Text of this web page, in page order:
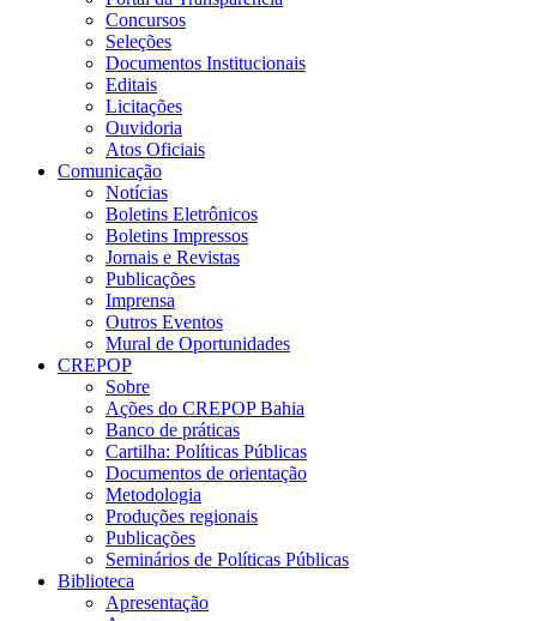
Concursos
Seleções
Documentos Institucionais
Editais
Licitações
Ouvidoria
Atos Oficiais
Comunicação
Notícias
Boletins Eletrônicos
Boletins Impressos
Jornais e Revistas
Publicações
Imprensa
Outros Eventos
Mural de Oportunidades
CREPOP
Sobre
Ações do CREPOP Bahia
Banco de práticas
Cartilha: Políticas Públicas
Documentos de orientação
Metodologia
Produções regionais
Publicações
Seminários de Políticas Públicas
Biblioteca
Apresentação